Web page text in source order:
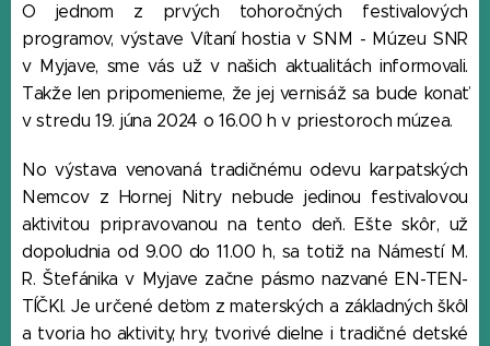
O jednom z prvých tohoročných festivalových
programov, výstave Vítaní hostia v SNM - Múzeu SNR
v Myjave, sme vás už v našich aktualitách informovali.
Takže len pripomenieme, že jej vernisáž sa bude konať
v stredu 19. júna 2024 o 16.00 h v priestoroch múzea.
No výstava venovaná tradičnému odevu karpatských
Nemcov z Hornej Nitry nebude jedinou festivalovou
aktivitou pripravovanou na tento deň. Ešte skôr, už
dopoludnia od 9.00 do 11.00 h, sa totiž na Námestí M.
R. Štefánika v Myjave začne pásmo nazvané EN-TEN-
TÍČKI. Je určené deťom z materských a základných škôl
a tvoria ho aktivity, hry, tvorivé dielne i tradičné detské